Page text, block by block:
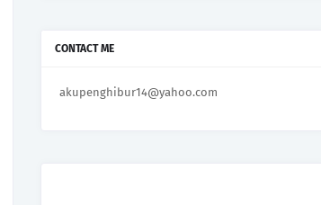
CONTACT ME
akupenghibur14@yahoo.com